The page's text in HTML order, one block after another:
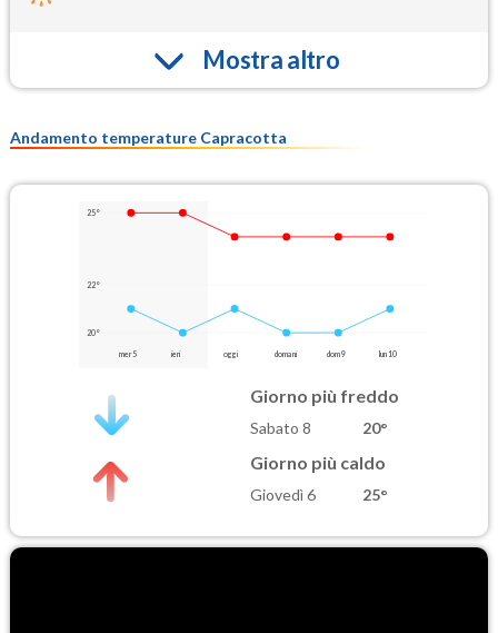
Mostra altro
Andamento temperature Capracotta
25°
22°
20°
mer 5 ieri oggi domani dom 9 lun 10
Giorno più freddo
Sabato 8 20°
Giorno più caldo
Giovedì 6 25°